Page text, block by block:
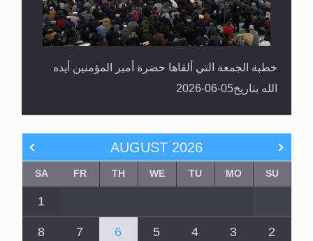
خطبة الجمعة التي ألقاها حضرة أمير المؤمنين أيده
الله بتاريخ05-06-2026
AUGUST 2026
SU
MO
TU
WE
TH
FR
SA
1
2
3
4
5
6
7
8